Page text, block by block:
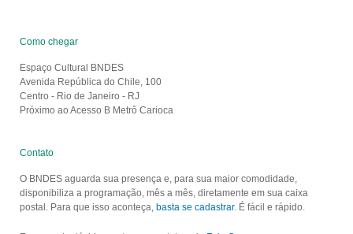
Como chegar
Espaço Cultural BNDES
Avenida República do Chile, 100
Centro - Rio de Janeiro - RJ
Próximo ao Acesso B Metrô Carioca
Contato
O BNDES aguarda sua presença e, para sua maior comodidade,
disponibiliza a programação, mês a mês, diretamente em sua caixa
postal. Para que isso aconteça, basta se cadastrar. É fácil e rápido.